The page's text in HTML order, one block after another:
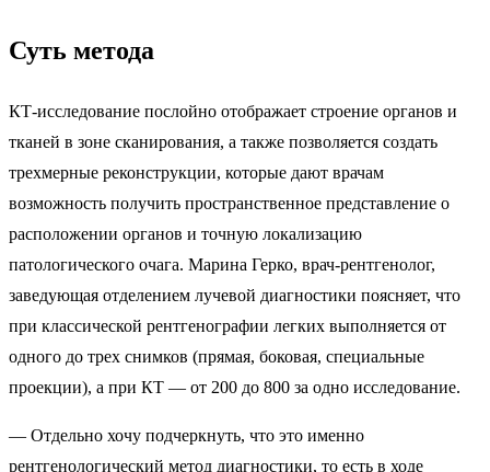
Суть метода
КТ-исследование послойно отображает строение органов и
тканей в зоне сканирования, а также позволяется создать
трехмерные реконструкции, которые дают врачам
возможность получить пространственное представление о
расположении органов и точную локализацию
патологического очага. Марина Герко, врач-рентгенолог,
заведующая отделением лучевой диагностики поясняет, что
при классической рентгенографии легких выполняется от
одного до трех снимков (прямая, боковая, специальные
проекции), а при КТ — от 200 до 800 за одно исследование.
— Отдельно хочу подчеркнуть, что это именно
рентгенологический метод диагностики, то есть в ходе